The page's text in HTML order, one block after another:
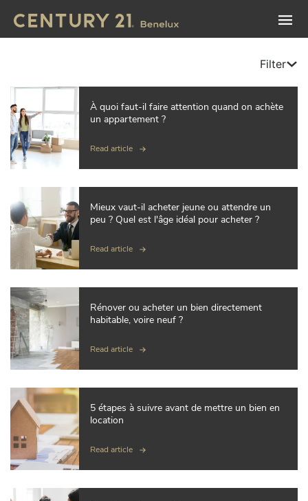
Filter
À quoi faut-il faire attention quand on achète
un appartement ?
Read article
Mieux vaut-il acheter jeune ou attendre un
peu ? Quel est l'âge idéal pour acheter ?
Read article
Rénover ou acheter un bien directement
habitable, voire neuf ?
Read article
5 étapes à suivre avant de mettre un bien en
location
Read article